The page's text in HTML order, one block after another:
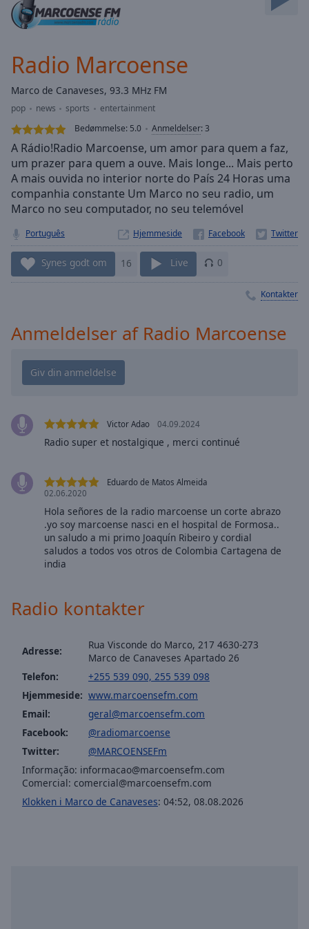
Skip
Forward
Current
Time0:00
Loaded:
0.00%
Stream
Type LIVE
Seek to
currently
behind
Remaining
Time-
Chapters
descriptions
Subtitles
subtitles
settings,
opens
subtitles
settings
subtitles
off,
Picture-
Picture
Fullscreen
window.
Radio Marcoense
Marco de Canaveses, 93.3 MHz FM
pop news sports
entertainment
Bedømmelse: 5.0 Anmeldelser:3
A Rádio!Radio Marcoense, um amor para quem a faz,
um prazer para quem a ouve. Mais longe... Mais perto
A mais ouvida no interior norte do País 24 Horas uma
companhia constante Um Marco no seu radio, um
Marco no seu computador, no seu telemóvel
Português Hjemmeside
Synes godt om 16 Live 0
Kontakter
Anmeldelser af Radio Marcoense
Victor Adao 04.09.2024
Radio super et nostalgique , merci continué
Eduardo de Matos Almeida
02.06.2020
Hola señores de la radio marcoense un corte abrazo
.yo soy marcoense nasci en el hospital de Formosa..
un saludo a mi primo Joaquín Ribeiro y cordial
saludos a todos vos otros de Colombia Cartagena de
india
Radio kontakter
Adresse:
Rua Visconde do Marco, 217 4630-273
Marco de Canaveses Apartado 26
Telefon:
+255 539 090, 255 539 098
Hjemmeside: www.marcoensefm.com
Email:
geral@marcoensefm.com
Facebook:
@radiomarcoense
Twitter:
@MARCOENSEFm
Informação: informacao@marcoensefm.com
Comercial: comercial@marcoensefm.com
Klokken i Marco de Canaveses: 04:52, 08.08.2026